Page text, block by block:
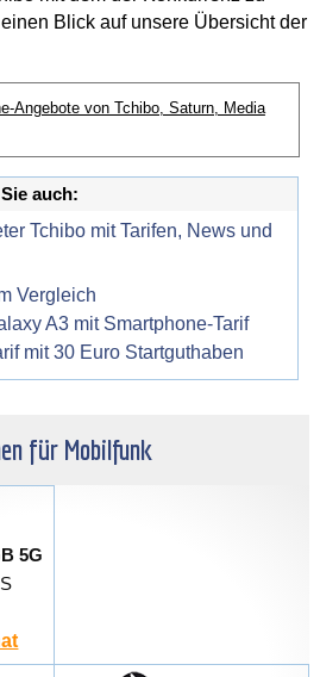
Blick auf unsere Übersicht der
Angebote von Tchibo, Saturn, Media
auch:
Tchibo mit Tarifen, News und
Vergleich
A3 mit Smartphone-Tarif
mit 30 Euro Startguthaben
für Mobilfunk
5G